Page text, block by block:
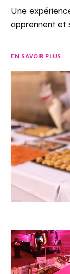
Une
apprennent et
EN SAVOIR PLUS